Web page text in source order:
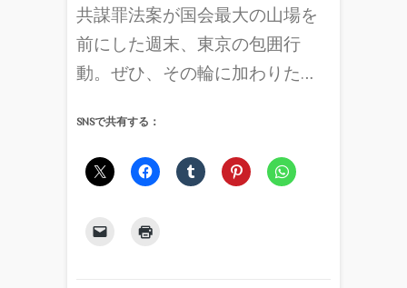
共謀罪法案が国会最大の山場を
前にした週末、東京の包囲行
動。ぜひ、その輪に加わりた…
SNSで共有する：